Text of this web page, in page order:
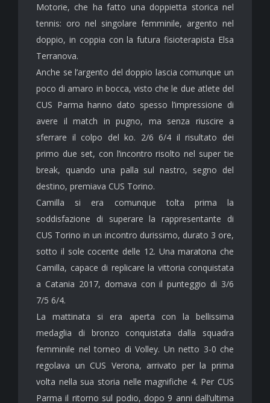
Motorie, che ha fatto una doppietta storica nel
tennis: oro nel singolare femminile, argento nel
doppio, in coppia con la futura fisioterapista Elsa
Terranova.
Anche se l’argento del doppio lascia comunque un
poco di amaro in bocca, visto che le due atlete del
CUS Parma hanno dato spesso l’impressione di
avere il match in pugno, ma senza riuscire a
sferrare il colpo del ko. 2/6 6/4 il risultato dei
primo due set, con l’incontro risolto nel super tie
break, quando una palla sul nastro, segno del
destino, premiava CUS Torino.
Camilla si era comunque tolta prima la
soddisfazione di superare la rappresentante di
CUS Torino in un incontro durissimo, durato 3 ore,
sotto il sole cocente delle 12. Una maratona che
Camilla, capace di replicare la vittoria conquistata
a Catania 2017, domava con il punteggio di 3/6
7/5 6/4.
La mattinata si era aperta con la bellissima
medaglia di bronzo conquistata dalla squadra
femminile nel torneo di Volley. Un netto 3-0 che
regolava un CUS Verona, arrivato per la prima
volta nella sua storia nelle magnifiche 4. Per CUS
Parma il ritorno sul podio, dopo 9 anni dall’ultima